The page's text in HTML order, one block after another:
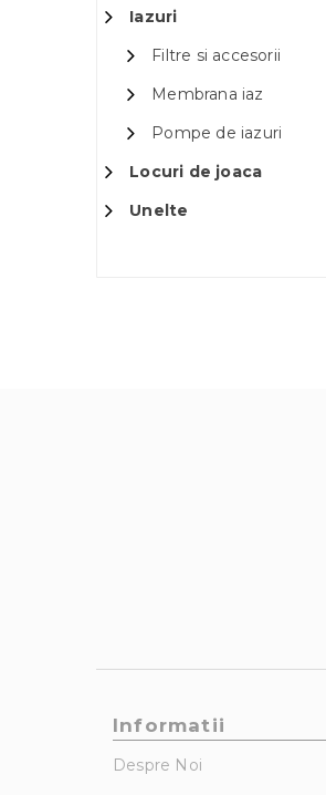
Iazuri
Filtre si accesorii
Membrana iaz
Pompe de iazuri
Locuri de joaca
Unelte
Informatii
Despre Noi